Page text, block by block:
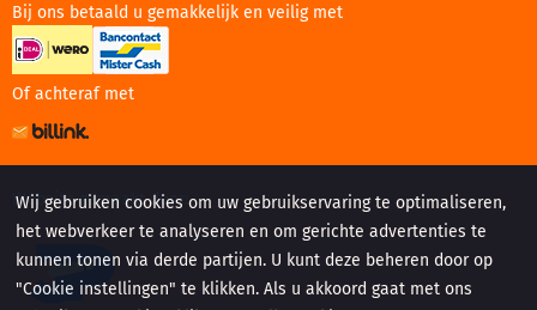
Bij ons betaald u gemakkelijk en veilig met
Of achteraf met
Website gemaakt door:
Wij gebruiken cookies om uw gebruikservaring te optimaliseren,
het webverkeer te analyseren en om gerichte advertenties te
kunnen tonen via derde partijen. U kunt deze beheren door op
"Cookie instellingen" te klikken. Als u akkoord gaat met ons